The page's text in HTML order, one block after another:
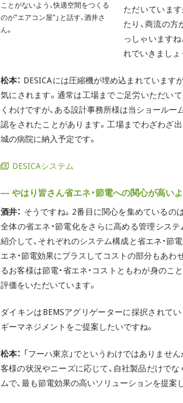
ことがないよう、快適空間をつくる
のが"エアコン屋"」と話す、酒井さ
ん。
ただいていま
たり、商流の
っしゃいますね
れでいきましょ
松本： DESICAには圧縮機が埋め込まれています
気にされます。通常は工場までご足労いただい
くわけですが、ある設計事務所様は当ショール
認をされたことがあります。工場までわざわざ
城の病院に納入予定です。
DESICAシステム
― やはり皆さん省エネ・節電への関心が高い
酒井： そうですね。2番目に関心を集めているの
全体の省エネ・節電化をさらに高める管理シス
紹介して、それぞれのシステム構成と省エネ・節
エネ・節電効果にプラスしてコストの部分もあわ
るお客様は節電・省エネ・コストともわが身のこ
評価をいただいています。
ダイキンはBEMSアグリゲーターに採択されて
ギーマネジメントをご提案したいですね。
松本： 「フーハ東京」でというわけではありませ
客様の状況やニーズに応じて、自社製品だけで
ムで、最も節電効果の高いソリューションを提案